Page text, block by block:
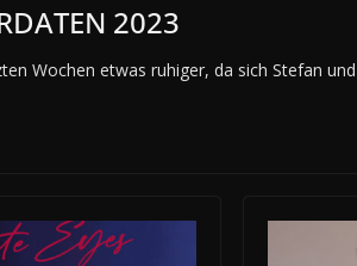
2023
Wochen etwas ruhiger, da sich Stefan